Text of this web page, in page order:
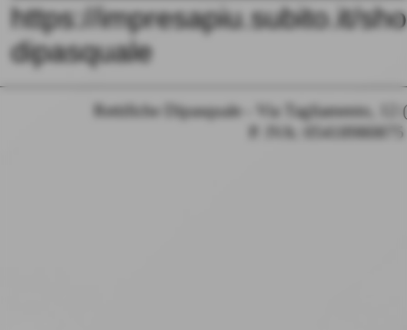
https://impresapiu.subito.it/
dipasquale
Rettifiche Dipasquale - Via Tagliamento,
P. IVA: